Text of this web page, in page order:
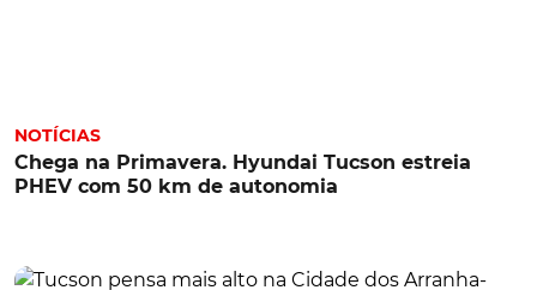
NOTÍCIAS
Chega na Primavera. Hyundai Tucson estreia
PHEV com 50 km de autonomia